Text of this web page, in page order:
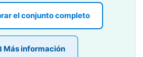
el conjunto completo
Más información